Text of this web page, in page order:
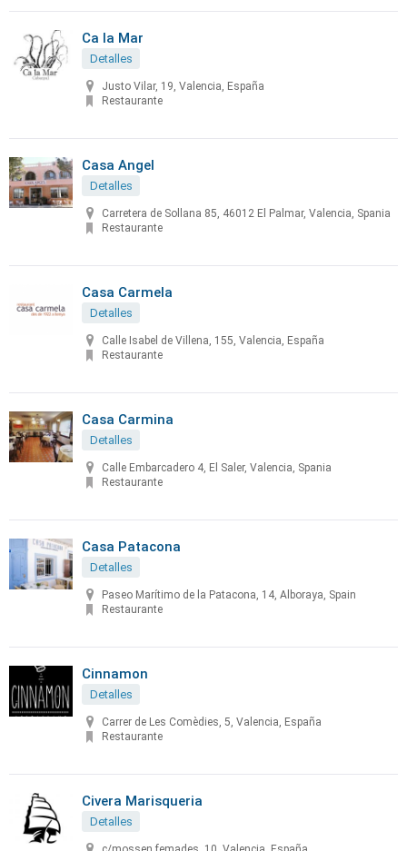
Ca la Mar
Detalles
Justo Vilar, 19, Valencia, España
Restaurante
Casa Angel
Detalles
Carretera de Sollana 85, 46012 El Palmar, Valencia, Spania
Restaurante
Casa Carmela
Detalles
Calle Isabel de Villena, 155, Valencia, España
Restaurante
Casa Carmina
Detalles
Calle Embarcadero 4, El Saler, Valencia, Spania
Restaurante
Casa Patacona
Detalles
Paseo Marítimo de la Patacona, 14, Alboraya, Spain
Restaurante
Cinnamon
Detalles
Carrer de Les Comèdies, 5, Valencia, España
Restaurante
Civera Marisqueria
Detalles